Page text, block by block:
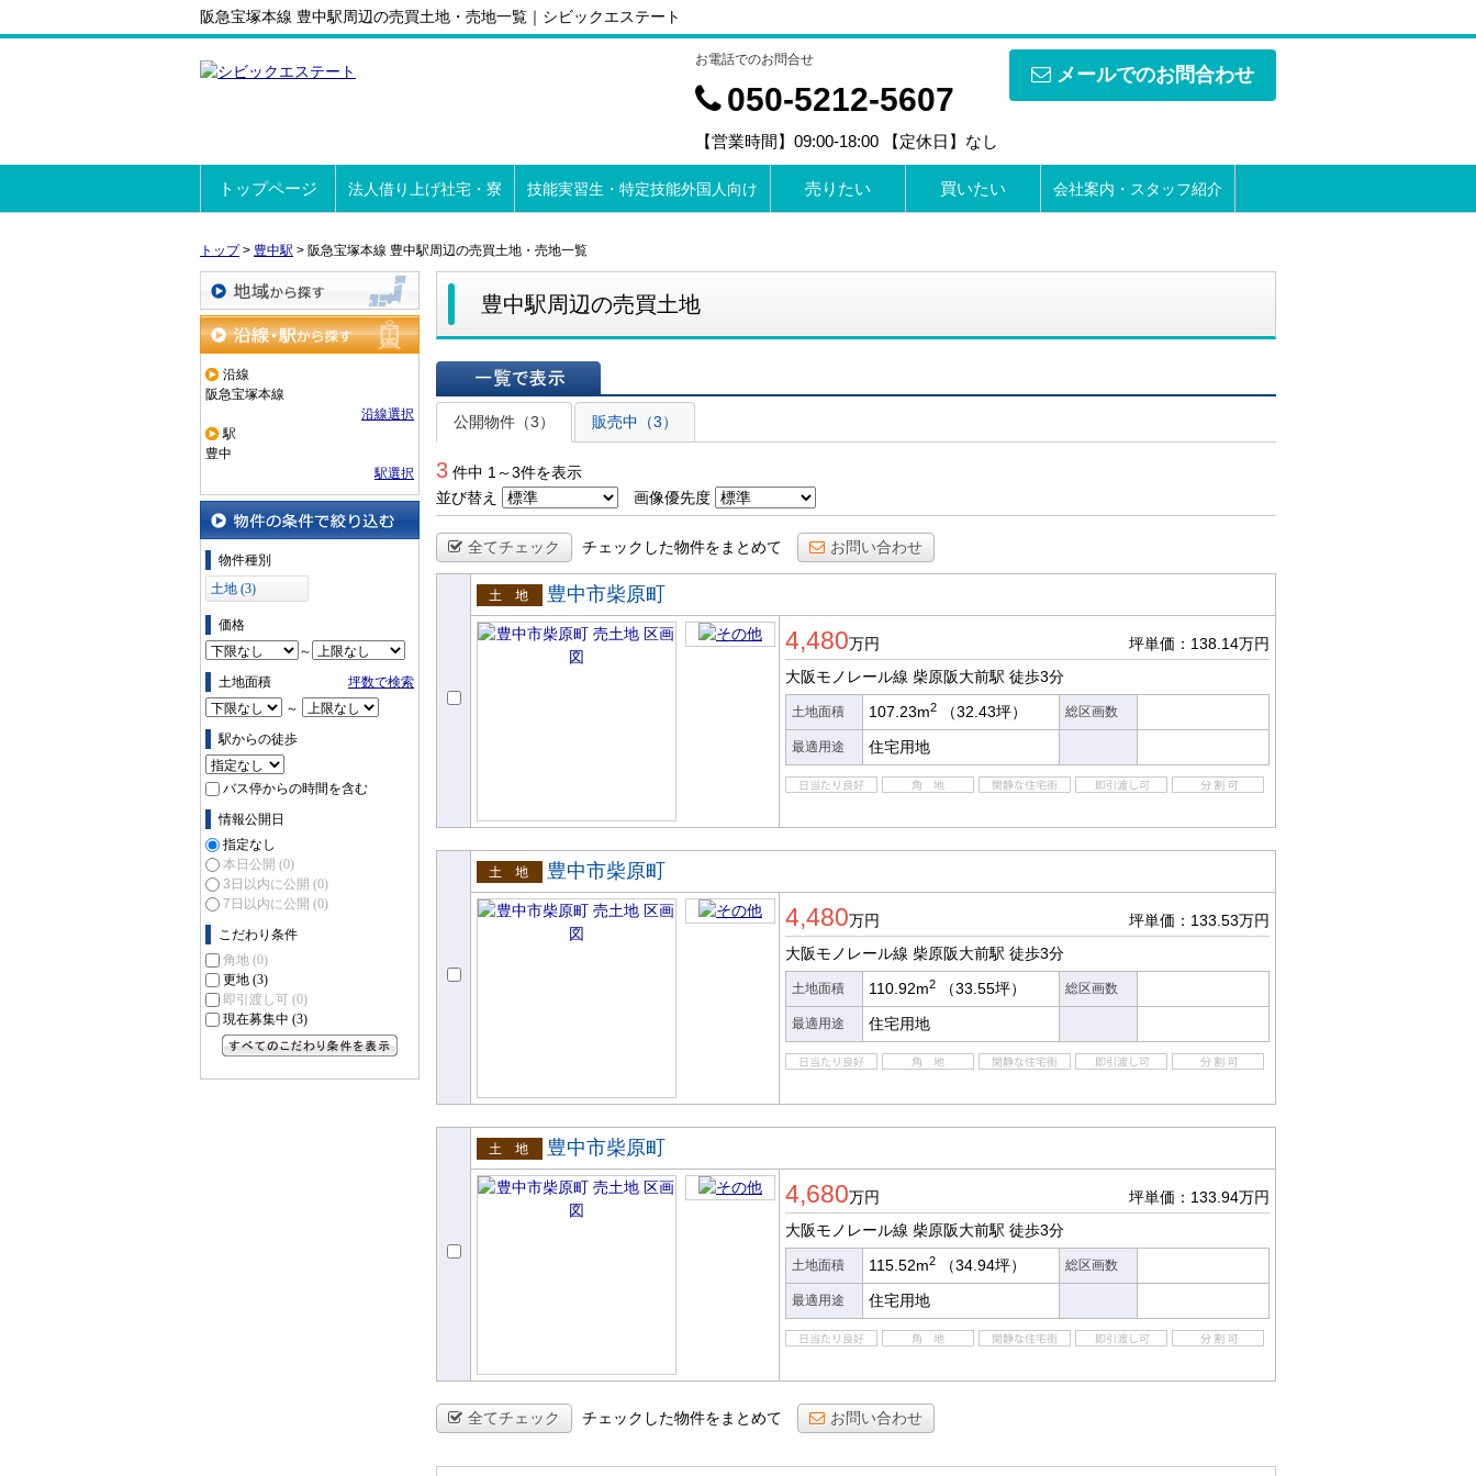
阪急宝塚本線 豊中駅周辺の売買土地・売地一覧｜シビックエステート
メールでのお問合わせ
お電話でのお問合せ
050-5212-5607
【営業時間】09:00-18:00 【定休日】なし
トップページ 法人借り上げ社宅・寮 技能実習生・特定技能外国人向け 売りたい 買いたい 会社案内・スタッフ紹介
トップ> 豊中駅 > 阪急宝塚本線 豊中駅周辺の売買土地・売地一覧
地域から探す
沿線・駅から探す
沿線
阪急宝塚本線
沿線選択
駅
豊中
駅選択
物件の条件で絞り込む
物件種別
土地 (3)
価格
～
土地面積
坪数で検索
～
駅からの徒歩
バス停からの時間を含む
情報公開日
指定なし
本日公開 (0)
3日以内に公開 (0)
7日以内に公開 (0)
こだわり条件
角地 (0)
更地 (3)
即引渡し可 (0)
現在募集中 (3)
豊中駅周辺の売買土地
一覧で表示
公開物件（3）
販売中（3）
3 件中 1～3件を表示
並び替え
画像優先度
全てチェック チェックした物件をまとめて お問い合わせ
売土地
豊中市柴原町
4,480万円
坪単価：138.14万円
大阪モノレール線 柴原阪大前駅 徒歩3分
土地面積 107.23m2 （32.43坪） 総区画数
最適用途 住宅用地
売土地
豊中市柴原町
4,480万円
坪単価：133.53万円
大阪モノレール線 柴原阪大前駅 徒歩3分
土地面積 110.92m2 （33.55坪） 総区画数
最適用途 住宅用地
売土地
豊中市柴原町
4,680万円
坪単価：133.94万円
大阪モノレール線 柴原阪大前駅 徒歩3分
土地面積 115.52m2 （34.94坪） 総区画数
最適用途 住宅用地
全てチェック チェックした物件をまとめて お問い合わせ